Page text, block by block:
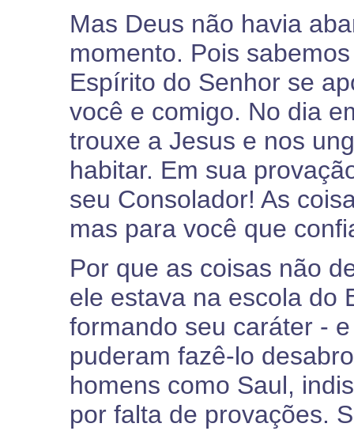
Mas Deus não havia
momento. Pois
Espírito do Senhor se
você e comigo. No dia
trouxe a Jesus e nos
habitar. Em sua
seu Consolador! As
mas para você que
Por que as coisas não
ele estava na escola do
formando seu caráter -
puderam fazê-lo
homens como Saul,
por falta de provações.